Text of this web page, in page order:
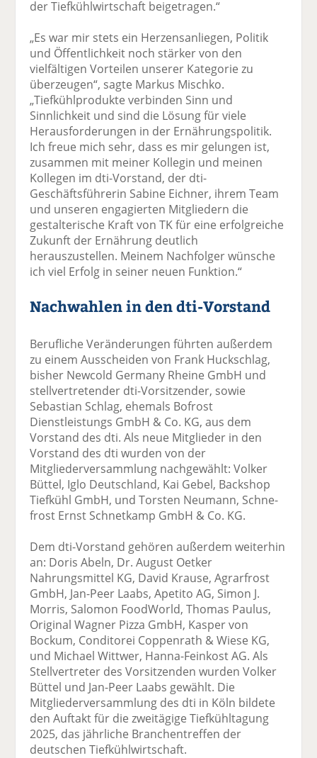
der Tiefkühlwirtschaft beigetragen.“
„Es war mir stets ein Herzensanliegen, Politik
und Öffentlichkeit noch stärker von den
vielfältigen Vorteilen unserer Kategorie zu
überzeugen“, sagte Markus Mischko.
„Tiefkühlprodukte verbinden Sinn und
Sinnlichkeit und sind die Lösung für viele
Herausforderungen in der Ernährungspolitik.
Ich freue mich sehr, dass es mir gelungen ist,
zusammen mit meiner Kollegin und meinen
Kollegen im dti-Vorstand, der dti-
Geschäftsführerin Sabine Eichner, ihrem Team
und unseren engagierten Mitgliedern die
gestalterische Kraft von TK für eine erfolgreiche
Zukunft der Ernährung deutlich
herauszustellen. Meinem Nachfolger wünsche
ich viel Erfolg in seiner neuen Funktion.“
Nachwahlen in den dti-Vorstand
Berufliche Veränderungen führten außerdem
zu einem Ausscheiden von Frank Huckschlag,
bisher Newcold Germany Rheine GmbH und
stellvertretender dti-Vorsitzender, sowie
Sebastian Schlag, ehemals Bofrost
Dienstleistungs GmbH & Co. KG, aus dem
Vorstand des dti. Als neue Mitglieder in den
Vorstand des dti wurden von der
Mitgliederversammlung nachgewählt: Volker
Büttel, Iglo Deutschland, Kai Gebel, Backshop
Tiefkühl GmbH, und Torsten Neumann, Schne-
frost Ernst Schnetkamp GmbH & Co. KG.
Dem dti-Vorstand gehören außerdem weiterhin
an: Doris Abeln, Dr. August Oetker
Nahrungsmittel KG, David Krause, Agrarfrost
GmbH, Jan-Peer Laabs, Apetito AG, Simon J.
Morris, Salomon FoodWorld, Thomas Paulus,
Original Wagner Pizza GmbH, Kasper von
Bockum, Conditorei Coppenrath & Wiese KG,
und Michael Wittwer, Hanna-Feinkost AG. Als
Stellvertreter des Vorsitzenden wurden Volker
Büttel und Jan-Peer Laabs gewählt. Die
Mitgliederversammlung des dti in Köln bildete
den Auftakt für die zweitägige Tiefkühltagung
2025, das jährliche Branchentreffen der
deutschen Tiefkühlwirtschaft.